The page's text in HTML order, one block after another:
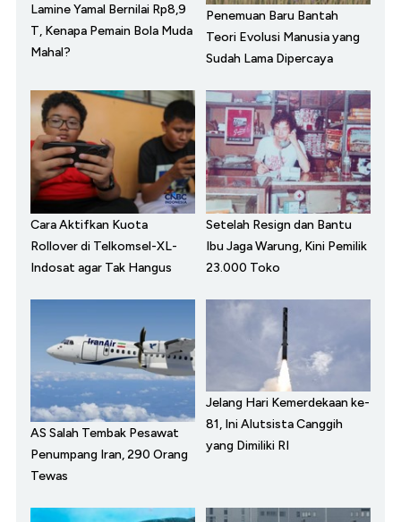
Lamine Yamal Bernilai Rp8,9
T, Kenapa Pemain Bola Muda
Mahal?
Penemuan Baru Bantah
Teori Evolusi Manusia yang
Sudah Lama Dipercaya
Cara Aktifkan Kuota
Rollover di Telkomsel-XL-
Indosat agar Tak Hangus
Setelah Resign dan Bantu
Ibu Jaga Warung, Kini Pemilik
23.000 Toko
AS Salah Tembak Pesawat
Penumpang Iran, 290 Orang
Tewas
Jelang Hari Kemerdekaan ke-
81, Ini Alutsista Canggih
yang Dimiliki RI